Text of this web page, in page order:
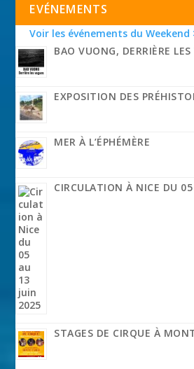
EVÉNEMENTS
Voir les événements du Weekend
BAO VUONG, DERRIÈRE LES
EXPOSITION DES
MER À L’ÉPHÉMÈRE
CIRCULATION À NICE DU
STAGES DE CIRQUE À